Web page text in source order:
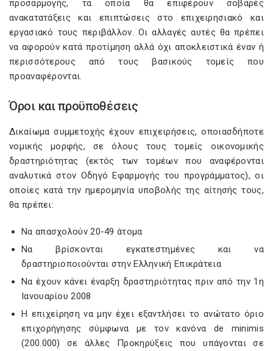
προσαρμογής, τα οποία θα επιφέρουν σοβαρές
ανακατατάξεις και επιπτώσεις στο επιχειρησιακό και
εργασιακό τους περιβάλλον. Οι αλλαγές αυτές θα πρέπει
να αφορούν κατά προτίμηση αλλά όχι αποκλειστικά έναν ή
περισσότερους από τους βασικούς τομείς που
προαναφέρονται.
Όροι και προϋποθέσεις
Δικαίωμα συμμετοχής έχουν επιχειρήσεις, οποιασδήποτε
νομικής μορφής, σε όλους τους τομείς οικονομικής
δραστηριότητας (εκτός των τομέων που αναφέρονται
αναλυτικά στον Οδηγό Εφαρμογής του προγράμματος), οι
οποίες κατά την ημερομηνία υποβολής της αίτησής τους,
θα πρέπει:
Να απασχολούν 20-49 άτομα
Να βρίσκονται εγκατεστημένες και να
δραστηριοποιούνται στην Ελληνική Επικράτεια
Να έχουν κάνει έναρξη δραστηριότητας πριν από την 1η
Ιανουαρίου 2008
Η επιχείρηση να μην έχει εξαντλήσει το ανώτατο όριο
επιχορήγησης σύμφωνα με τον κανόνα de minimis
(200.000) σε άλλες Προκηρύξεις που υπάγονται σε